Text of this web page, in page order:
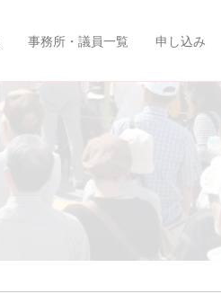
事務所・議員一覧 申し込み